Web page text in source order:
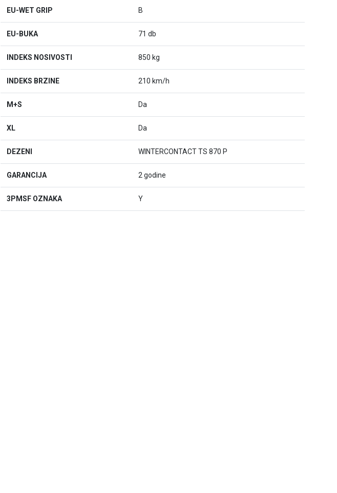
EU-WET GRIP B
EU-BUKA 71 db
INDEKS NOSIVOSTI 850 kg
INDEKS BRZINE 210 km/h
M+S Da
XL Da
DEZENI WINTERCONTACT TS 870 P
GARANCIJA 2 godine
3PMSF OZNAKA Y